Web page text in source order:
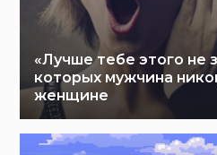
«Лучше тебе этого не
которых мужчина
женщине